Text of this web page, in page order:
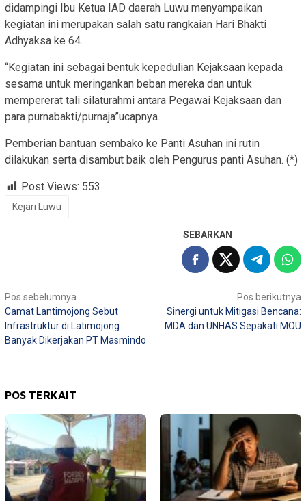
didampingi Ibu Ketua IAD daerah Luwu menyampaikan
kegiatan ini merupakan salah satu rangkaian Hari Bhakti
Adhyaksa ke 64.
“Kegiatan ini sebagai bentuk kepedulian Kejaksaan kepada
sesama untuk meringankan beban mereka dan untuk
mempererat tali silaturahmi antara Pegawai Kejaksaan dan
para purnabakti/purnaja”ucapnya.
Pemberian bantuan sembako ke Panti Asuhan ini rutin
dilakukan serta disambut baik oleh Pengurus panti Asuhan. (*)
Post Views: 553
Kejari Luwu
SEBARKAN
Navigasi
pos
Pos sebelumnya
Camat Lantimojong Sebut
Infrastruktur di Latimojong
Banyak Dikerjakan PT Masmindo
Pos berikutnya
Sinergi untuk Mitigasi Bencana:
MDA dan UNHAS Sepakati MOU
POS TERKAIT